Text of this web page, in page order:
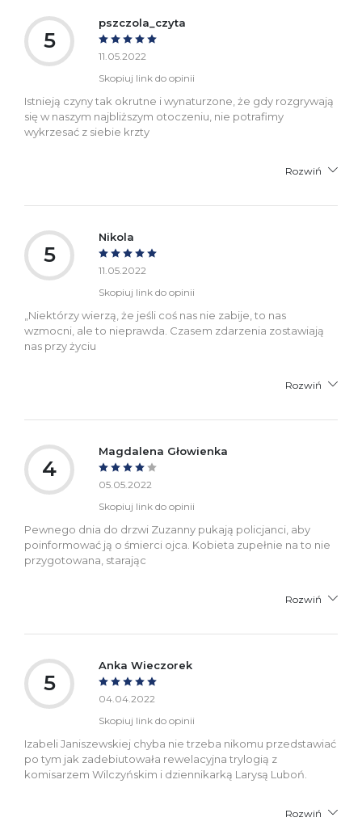
5
pszczola_czyta
11.05.2022
Skopiuj link do opinii
Istnieją czyny tak okrutne i wynaturzone, że gdy rozgrywają
się w naszym najbliższym otoczeniu, nie potrafimy
wykrzesać z siebie krzty
Rozwiń
5
Nikola
11.05.2022
Skopiuj link do opinii
„Niektórzy wierzą, że jeśli coś nas nie zabije, to nas
wzmocni, ale to nieprawda. Czasem zdarzenia zostawiają
nas przy życiu
Rozwiń
4
Magdalena Głowienka
05.05.2022
Skopiuj link do opinii
Pewnego dnia do drzwi Zuzanny pukają policjanci, aby
poinformować ją o śmierci ojca. Kobieta zupełnie na to nie
przygotowana, starając
Rozwiń
5
Anka Wieczorek
04.04.2022
Skopiuj link do opinii
Izabeli Janiszewskiej chyba nie trzeba nikomu przedstawiać
po tym jak zadebiutowała rewelacyjna trylogią z
komisarzem Wilczyńskim i dziennikarką Larysą Luboń.
Rozwiń